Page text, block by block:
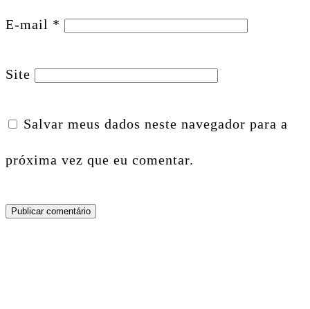
E-mail *
Site
Salvar meus dados neste navegador para a
próxima vez que eu comentar.